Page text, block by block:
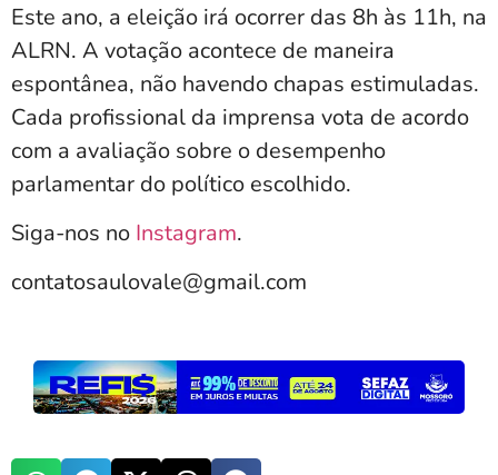
Este ano, a eleição irá ocorrer das 8h às 11h, na
ALRN. A votação acontece de maneira
espontânea, não havendo chapas estimuladas.
Cada profissional da imprensa vota de acordo
com a avaliação sobre o desempenho
parlamentar do político escolhido.
Siga-nos no Instagram.
contatosaulovale@gmail.com